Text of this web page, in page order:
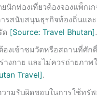
กท่องเที่ยวต้องจองแพ็กเ
รสนับสนุนธุรกิจท้องถิ่นแล
ด [Source: Travel Bhutan].
องเข้าชมวัดหรือสถานที่ศัก
างกาย และไม่ควรถ่ายภา
Travel].
ามรับผิดชอบในการใช้ทรัพ